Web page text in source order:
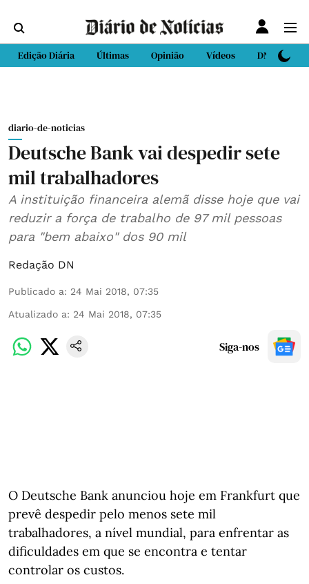
Edição Diária Últimas Opinião Vídeos DN Sport
diario-de-noticias
Deutsche Bank vai despedir sete
mil trabalhadores
A instituição financeira alemã disse hoje que vai
reduzir a força de trabalho de 97 mil pessoas
para "bem abaixo" dos 90 mil
Redação DN
Publicado a: 24 Mai 2018, 07:35
Atualizado a: 24 Mai 2018, 07:35
Siga-nos
O Deutsche Bank anunciou hoje em Frankfurt que
prevê despedir pelo menos sete mil
trabalhadores, a nível mundial, para enfrentar as
dificuldades em que se encontra e tentar
controlar os custos.